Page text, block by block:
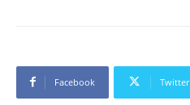
Facebook Twitter